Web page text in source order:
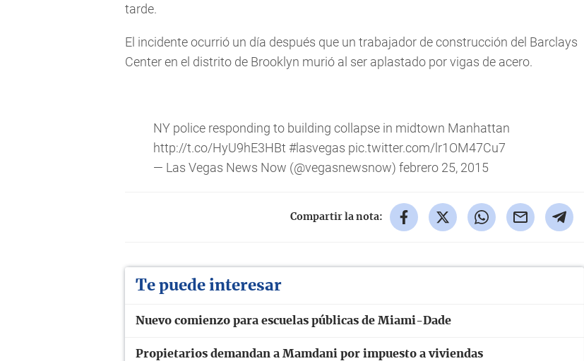
tarde.
El incidente ocurrió un día después que un trabajador de construcción del Barclays
Center en el distrito de Brooklyn murió al ser aplastado por vigas de acero.
NY police responding to building collapse in midtown Manhattan
http://t.co/HyU9hE3HBt #lasvegas pic.twitter.com/lr1OM47Cu7
— Las Vegas News Now (@vegasnewsnow) febrero 25, 2015
Compartir la nota:
Te puede interesar
Nuevo comienzo para escuelas públicas de Miami-Dade
Propietarios demandan a Mamdani por impuesto a viviendas